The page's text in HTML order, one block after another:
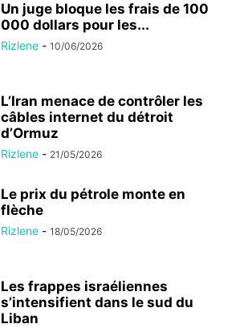
Un juge bloque les frais de 100
000 dollars pour les...
Rizlene - 10/06/2026
L’Iran menace de contrôler les
câbles internet du détroit
d’Ormuz
Rizlene - 21/05/2026
Le prix du pétrole monte en
flèche
Rizlene - 18/05/2026
Les frappes israéliennes
s’intensifient dans le sud du
Liban